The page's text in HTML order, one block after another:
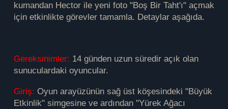
Destek
kumandan Hector ile yeni foto "Boş Bir Taht'ı" açmak
için etkinlikte görevler tamamla. Detaylar aşağıda.
Gereksinimler: 14 günden uzun süredir açık olan
sunuculardaki oyuncular.
Giriş: Oyun arayüzünün sağ üst köşesindeki "Büyük
Etkinlik" simgesine ve ardından "Yürek Ağacı